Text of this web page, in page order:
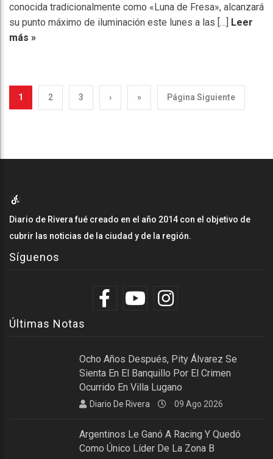
conocida tradicionalmente como «Luna de Fresa», alcanzará
su punto máximo de iluminación este lunes a las […] Leer
más »
1 2 3 › » Página Siguiente
Diario de Rivera fué creado en el año 2014 con el objetivo de
cubrir las noticias de la ciudad y de la región.
Síguenos
Últimas Notas
Ocho Años Después, Pity Álvarez Se
Sienta En El Banquillo Por El Crimen
Ocurrido En Villa Lugano
Diario De Rivera 09 Ago 2026
Argentinos Le Ganó A Racing Y Quedó
Como Único Líder De La Zona B